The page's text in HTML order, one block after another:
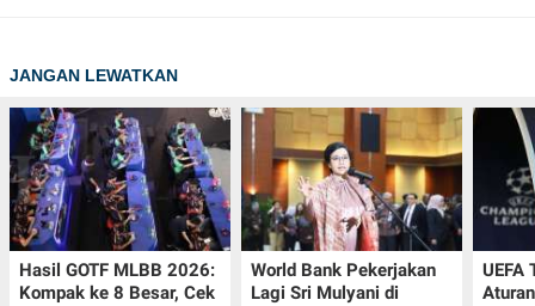
JANGAN LEWATKAN
Hasil GOTF MLBB 2026:
Kompak ke 8 Besar, Cek
World Bank Pekerjakan
Lagi Sri Mulyani di
UEFA